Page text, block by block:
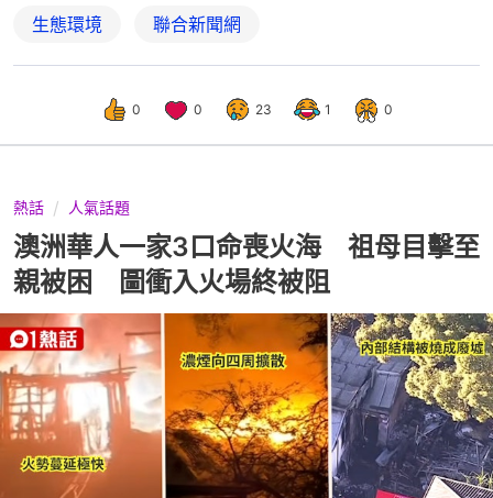
生態環境 聯合新聞網
0 0 23 1 0
熱話 人氣話題
澳洲華人一家3口命喪火海 祖母目擊至
親被困 圖衝入火場終被阻